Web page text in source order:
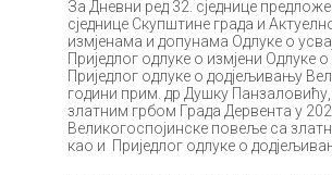
За Дневни ред 32. сједнице
сједнице Скупштине града и
измјенама и допунама Одлуке о
Приједлог одлуке о измјени Одлуке
Приједлог одлуке о додјељивању
години прим. др Душку
златним грбом Града Дервента у
Великогоспојинске повеље са
као и Приједлог одлуке о